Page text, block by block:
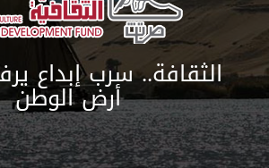
الثقافة.. سرب إبداع
أرض الوطن